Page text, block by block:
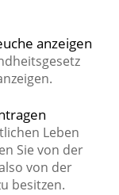
anzeigen
Leben
Sie von der
von der
besitzen.